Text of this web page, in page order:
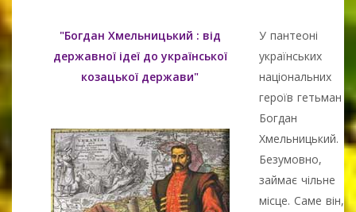
"Богдан Хмельницький : від
державної ідеї до української
козацької держави"
У пантеоні
українських
національних
героїв гетьман
Богдан
Хмельницький.
Безумовно,
займає чільне
місце. Саме він,